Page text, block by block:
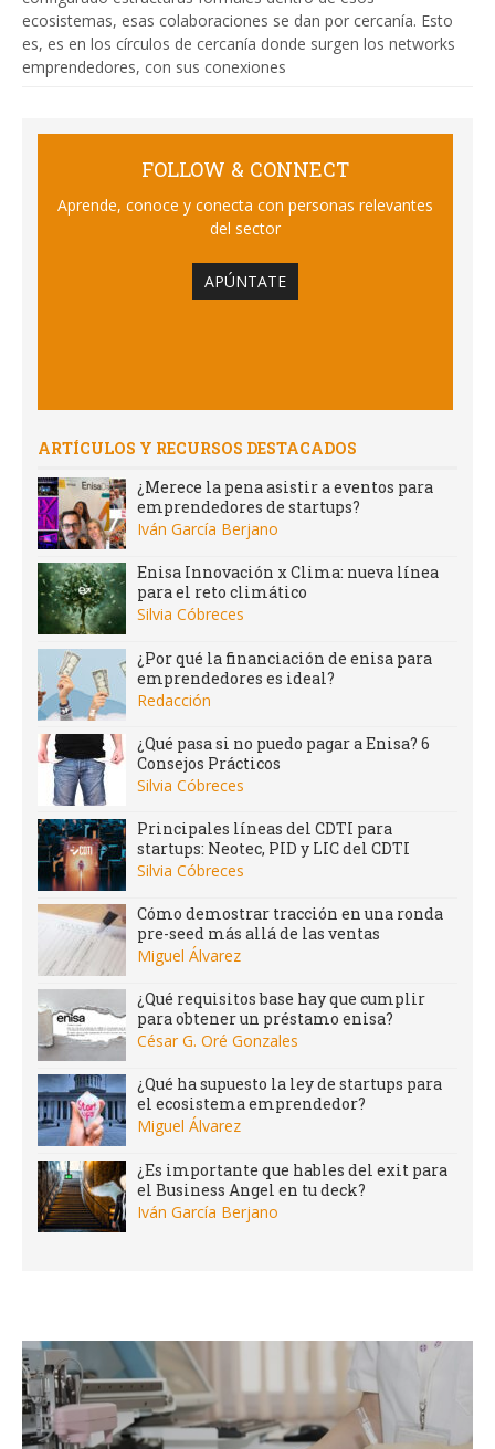
ecosistemas, esas colaboraciones se dan por cercanía. Esto
es, es en los círculos de cercanía donde surgen los networks
emprendedores, con sus conexiones
FOLLOW & CONNECT
Aprende, conoce y conecta con personas relevantes
del sector
APÚNTATE
ARTÍCULOS Y RECURSOS DESTACADOS
¿Merece la pena asistir a eventos para
emprendedores de startups?
Iván García Berjano
Enisa Innovación x Clima: nueva línea
para el reto climático
Silvia Cóbreces
¿Por qué la financiación de enisa para
emprendedores es ideal?
Redacción
¿Qué pasa si no puedo pagar a Enisa? 6
Consejos Prácticos
Silvia Cóbreces
Principales líneas del CDTI para
startups: Neotec, PID y LIC del CDTI
Silvia Cóbreces
Cómo demostrar tracción en una ronda
pre-seed más allá de las ventas
Miguel Álvarez
¿Qué requisitos base hay que cumplir
para obtener un préstamo enisa?
César G. Oré Gonzales
¿Qué ha supuesto la ley de startups para
el ecosistema emprendedor?
Miguel Álvarez
¿Es importante que hables del exit para
el Business Angel en tu deck?
Iván García Berjano